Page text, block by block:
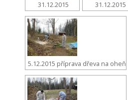
31.12.2015 31.12.2015
5.12.2015 příprava dřeva na oheň